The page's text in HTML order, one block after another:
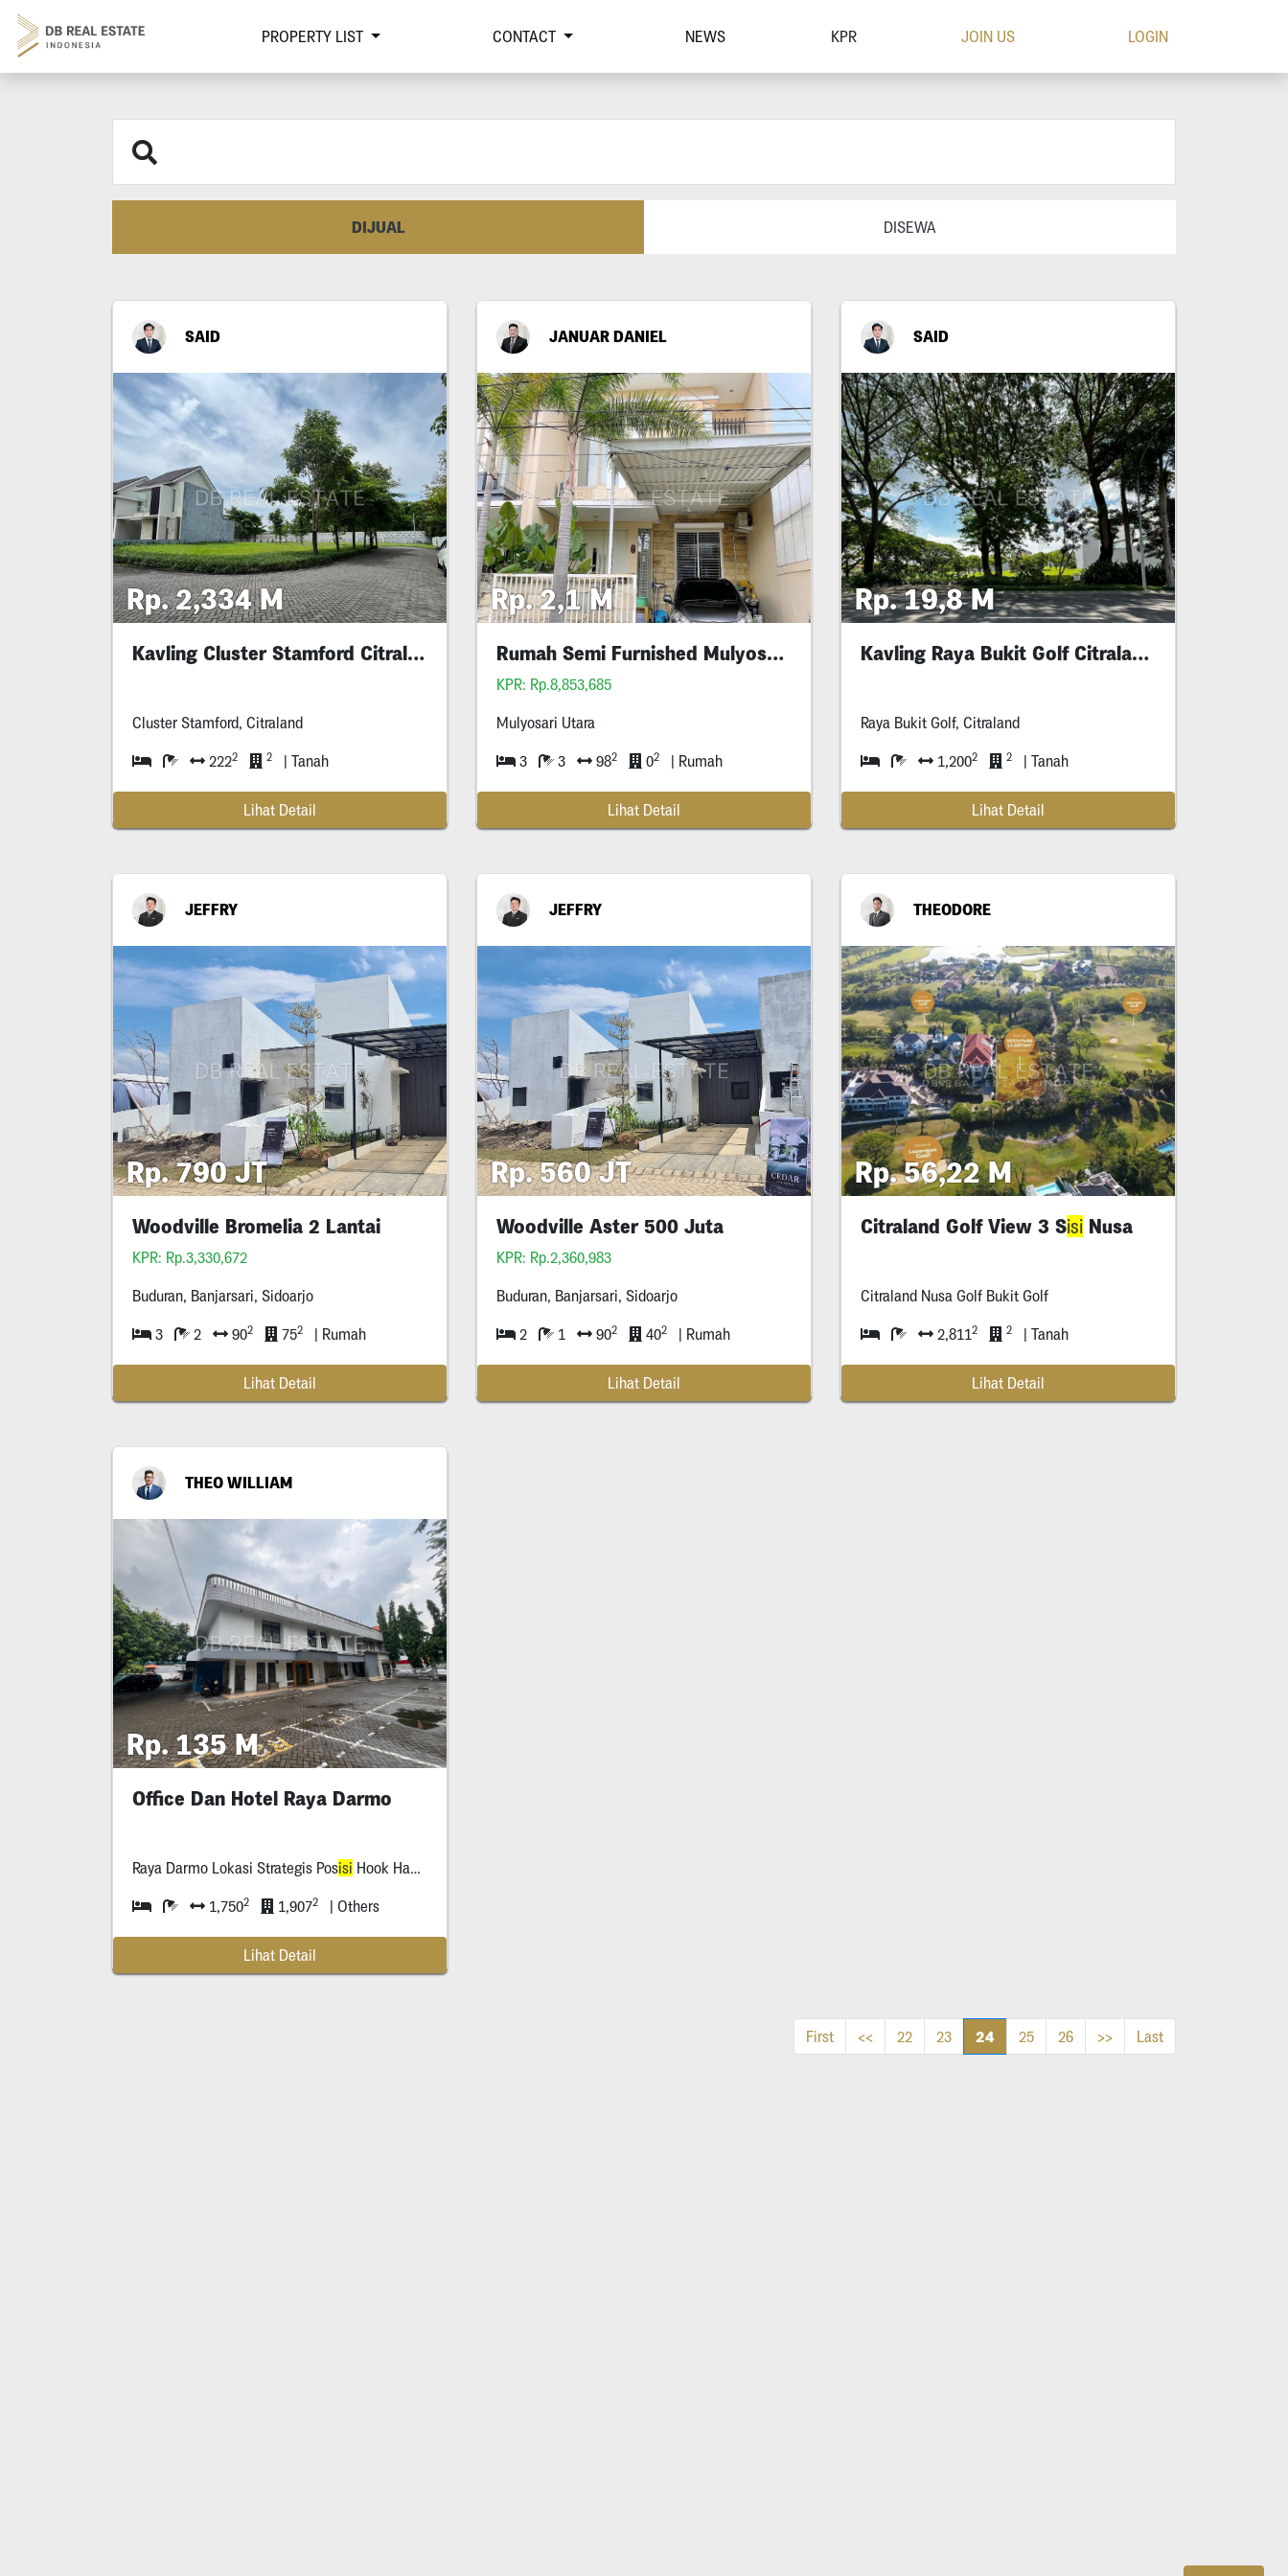
PROPERTY LIST CONTACT NEWS KPR JOIN US LOGIN
DIJUAL DISEWA
SAID
Rp. 2,334 M
Kavling Cluster Stamford Citraland Pos Hook
Cluster Stamford, Citraland
2222 2 | Tanah
Lihat Detail
JANUAR DANIEL
Rp. 2,1 M
Rumah Semi Furnished Mulyosari Siap Huni
KPR: Rp.8,853,685
Mulyosari Utara
3 3 982 02 | Rumah
Lihat Detail
SAID
Rp. 19,8 M
Kavling Raya Bukit Golf Citraland Pos
Raya Bukit Golf, Citraland
1,2002 2 | Tanah
Lihat Detail
JEFFRY
Rp. 790 JT
Woodville Bromelia 2 Lantai
KPR: Rp.3,330,672
Buduran, Banjarsari, Sidoarjo
3 2 902 752 | Rumah
Lihat Detail
JEFFRY
Rp. 560 JT
Woodville Aster 500 Juta
KPR: Rp.2,360,983
Buduran, Banjarsari, Sidoarjo
2 1 902 402 | Rumah
Lihat Detail
THEODORE
Rp. 56,22 M
Citraland Golf View 3 Sisi Nusa
Citraland Nusa Golf Bukit Golf
2,8112 2 | Tanah
Lihat Detail
THEO WILLIAM
Rp. 135 M
Office Dan Hotel Raya Darmo
Raya Darmo Lokasi Strategis Posisi Hook Hadap Timur Selatan
1,7502 1,9072 | Others
Lihat Detail
First << 22 23 24 25 26 >> Last